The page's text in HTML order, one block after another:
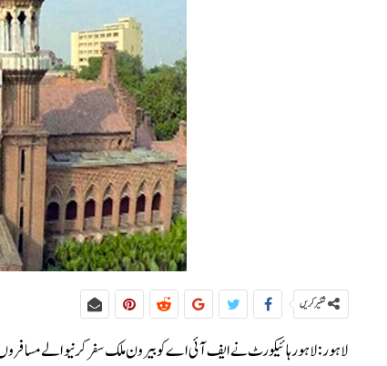
شئیر کریں
لاہور:لاہور ہائیکورٹ نے ایف آئی اے کو بیرون ملک سفر کرنیوالے